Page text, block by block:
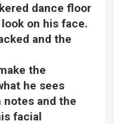
dance floor
on his face.
and the
the
he sees
notes and the
facial